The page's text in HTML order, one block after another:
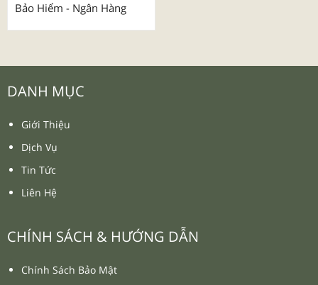
Bảo Hiểm - Ngân Hàng
DANH MỤC
Giới Thiệu
Dịch Vụ
Tin Tức
Liên Hệ
CHÍNH SÁCH & HƯỚNG DẪN
Chính Sách Bảo Mật